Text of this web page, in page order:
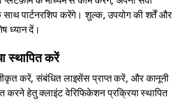
साथ पार्टनरशिप करेंगे। शुल्क, उपयोग की शर्तें और
ध्यान दें।
स्थापित करें
करें, संबंधित लाइसेंस प्राप्त करें, और कानूनी
करने हेतु क्लाइंट वेरिफिकेशन प्रक्रिया स्थापित